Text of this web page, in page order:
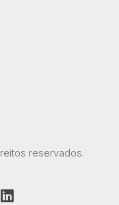
reservados.